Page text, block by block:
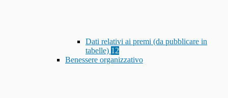
Dati relativi ai premi (da pubblicare in
tabelle) 12
Benessere organizzativo